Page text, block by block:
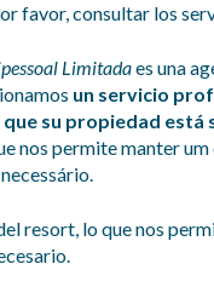
favor, consultar los
Limitadaes una
un servicio
su propiedad está
nos permite manter
resort, lo que nos